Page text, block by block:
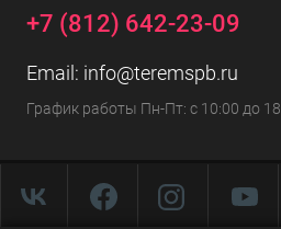
+7 (812) 642-23-09
Email: info@teremspb.ru
График работы Пн-Пт: с 10:00 до